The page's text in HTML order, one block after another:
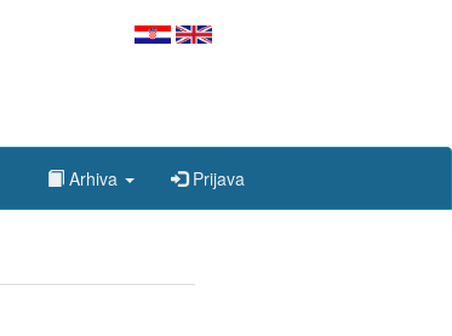
Arhiva Prijava